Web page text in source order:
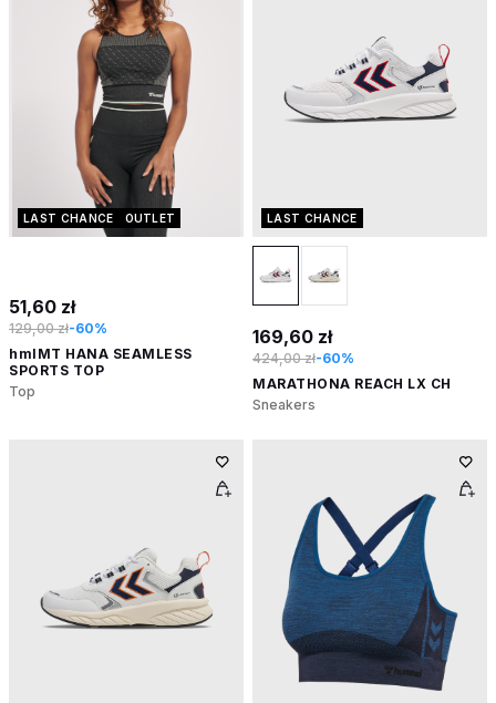
LAST CHANCE OUTLET
51,60 zł
129,00 zł-60%
hmlMT HANA SEAMLESS
SPORTS TOP
Top
LAST CHANCE
169,60 zł
424,00 zł-60%
MARATHONA REACH LX CH
Sneakers